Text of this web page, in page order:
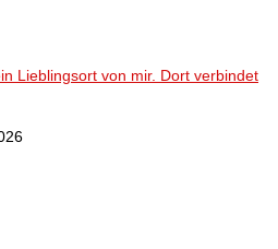
Lieblingsort von mir. Dort verbindet